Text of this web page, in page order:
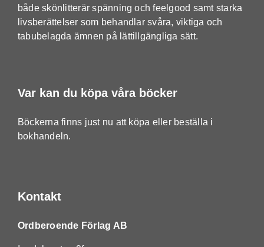
både skönlitterär spänning och feelgood samt starka
livsberättelser som behandlar svåra, viktiga och
tabubelagda ämnen på lättillgängliga sätt.
Var kan du köpa våra böcker
Böckerna finns just nu att köpa eller beställa i
bokhandeln.
Kontakt
Ordberoende Förlag AB